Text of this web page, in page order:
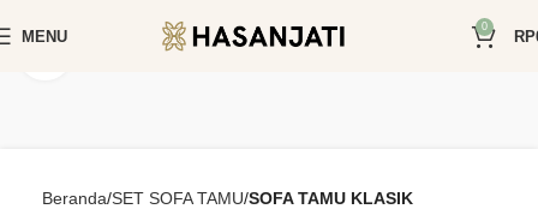
MENU
0
RP
Click to enlarge
Beranda SET SOFA TAMU SOFA TAMU KLASIK